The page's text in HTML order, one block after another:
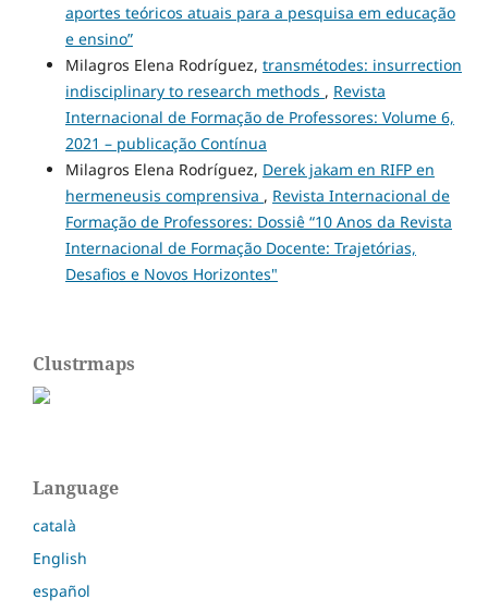
aportes teóricos atuais para a pesquisa em educação
e ensino”
Milagros Elena Rodríguez, transmétodes: insurrection
indisciplinary to research methods , Revista
Internacional de Formação de Professores: Volume 6,
2021 – publicação Contínua
Milagros Elena Rodríguez, Derek jakam en RIFP en
hermeneusis comprensiva , Revista Internacional de
Formação de Professores: Dossiê “10 Anos da Revista
Internacional de Formação Docente: Trajetórias,
Desafios e Novos Horizontes"
Clustrmaps
Language
català
English
español